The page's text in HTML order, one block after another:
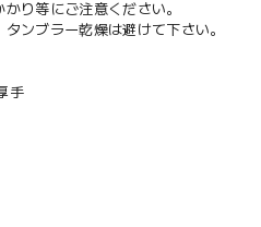
り等にご注意ください。
ンブラー乾燥は避けて下さい。
手